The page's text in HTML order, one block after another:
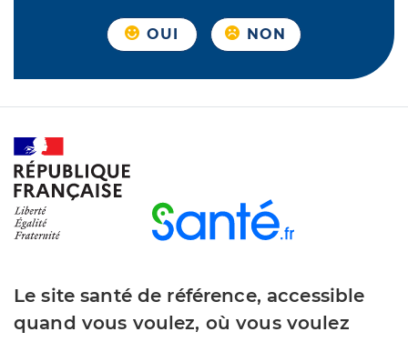
OUI NON
Le site santé de référence, accessible
quand vous voulez, où vous voulez